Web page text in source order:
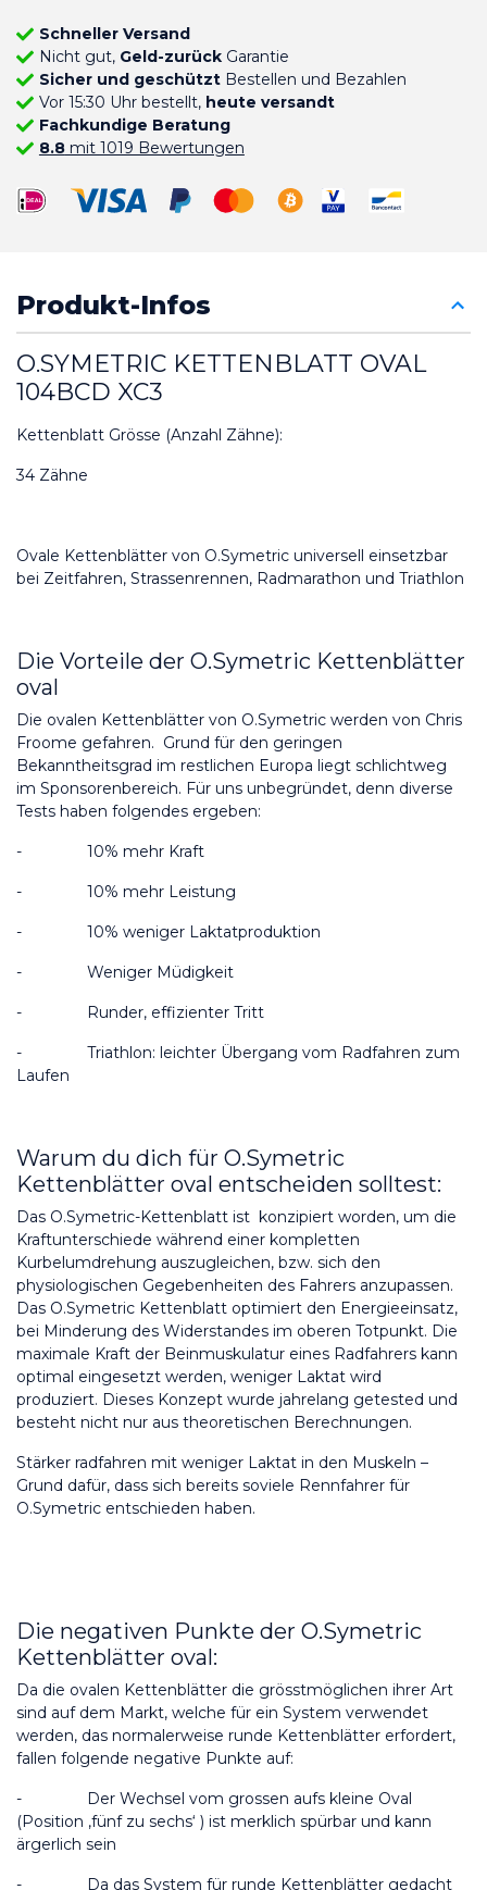
Schneller Versand
Nicht gut, Geld-zurückGarantie
Sicher und geschütztBestellen und Bezahlen
Vor 15:30 Uhr bestellt, heute versandt
Fachkundige Beratung
8.8mit 1019 Bewertungen
Produkt-Infos
O.SYMETRIC KETTENBLATT OVAL
104BCD XC3
Kettenblatt Grösse (Anzahl Zähne):
34 Zähne
Ovale Kettenblätter von O.Symetric universell einsetzbar
bei Zeitfahren, Strassenrennen, Radmarathon und Triathlon
Die Vorteile der O.Symetric Kettenblätter
oval
Die ovalen Kettenblätter von O.Symetric werden von Chris
Froome gefahren.  Grund für den geringen
Bekanntheitsgrad im restlichen Europa liegt schlichtweg
im Sponsorenbereich. Für uns unbegründet, denn diverse
Tests haben folgendes ergeben:
- 10% mehr Kraft
- 10% mehr Leistung
- 10% weniger Laktatproduktion
- Weniger Müdigkeit
- Runder, effizienter Tritt
-
Triathlon: leichter Übergang vom Radfahren zum
Laufen
Warum du dich für O.Symetric
Kettenblätter oval entscheiden solltest:
Das O.Symetric-Kettenblatt ist  konzipiert worden, um die
Kraftunterschiede während einer kompletten
Kurbelumdrehung auszugleichen, bzw. sich den
physiologischen Gegebenheiten des Fahrers anzupassen.
Das O.Symetric Kettenblatt optimiert den Energieeinsatz,
bei Minderung des Widerstandes im oberen Totpunkt. Die
maximale Kraft der Beinmuskulatur eines Radfahrers kann
optimal eingesetzt werden, weniger Laktat wird
produziert. Dieses Konzept wurde jahrelang getested und
besteht nicht nur aus theoretischen Berechnungen.
Stärker radfahren mit weniger Laktat in den Muskeln –
Grund dafür, dass sich bereits soviele Rennfahrer für
O.Symetric entschieden haben.
Die negativen Punkte der O.Symetric
Kettenblätter oval:
Da die ovalen Kettenblätter die grösstmöglichen ihrer Art
sind auf dem Markt, welche für ein System verwendet
werden, das normalerweise runde Kettenblätter erfordert,
fallen folgende negative Punkte auf:
-
Der Wechsel vom grossen aufs kleine Oval
(Position ‚fünf zu sechs‘ ) ist merklich spürbar und kann
ärgerlich sein
- Da das System für runde Kettenblätter gedacht